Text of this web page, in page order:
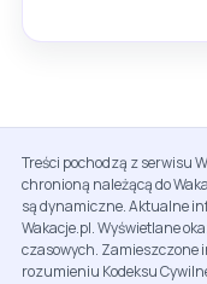
Treści pochodzą z serwisu
chronioną należącą do
są dynamiczne. Aktualne
Wakacje.pl. Wyświetlane
czasowych. Zamieszczone
rozumieniu Kodeksu